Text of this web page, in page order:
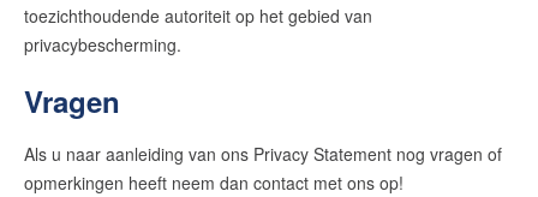
toezichthoudende autoriteit op het gebied van
privacybescherming.
Vragen
Als u naar aanleiding van ons Privacy Statement nog vragen of
opmerkingen heeft neem dan contact met ons op!